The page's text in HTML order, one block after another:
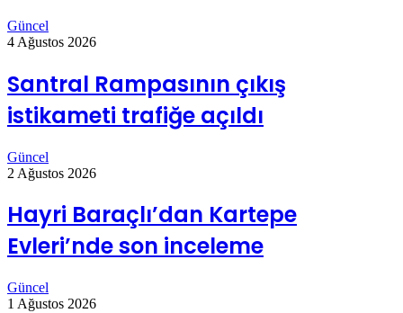
Güncel
4 Ağustos 2026
Santral Rampasının çıkış
istikameti trafiğe açıldı
Güncel
2 Ağustos 2026
Hayri Baraçlı’dan Kartepe
Evleri’nde son inceleme
Güncel
1 Ağustos 2026